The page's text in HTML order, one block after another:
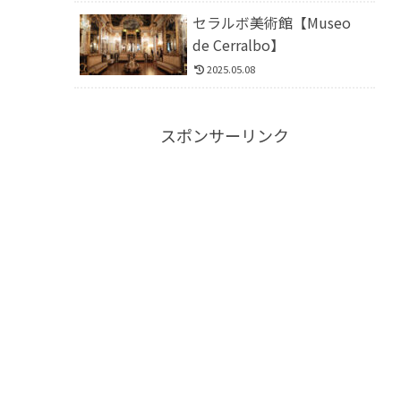
セラルボ美術館【Museo
de Cerralbo】
2025.05.08
スポンサーリンク